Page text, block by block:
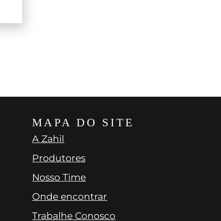
MAPA DO SITE
A Zahil
Produtores
Nosso Time
Onde encontrar
Trabalhe Conosco